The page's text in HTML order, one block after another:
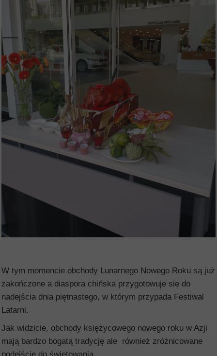
W tym momencie obchody Lunarnego Nowego Roku są już
zakończone a diaspora chińska przygotowuje się do
nadejścia dnia piętnastego, w którym przypada Festiwal
Latarni.
Jak widzicie, obchody księżycowego nowego roku w Azji
mają bardzo bogatą tradycję ale również zróżnicowane
podejście do świętowania.